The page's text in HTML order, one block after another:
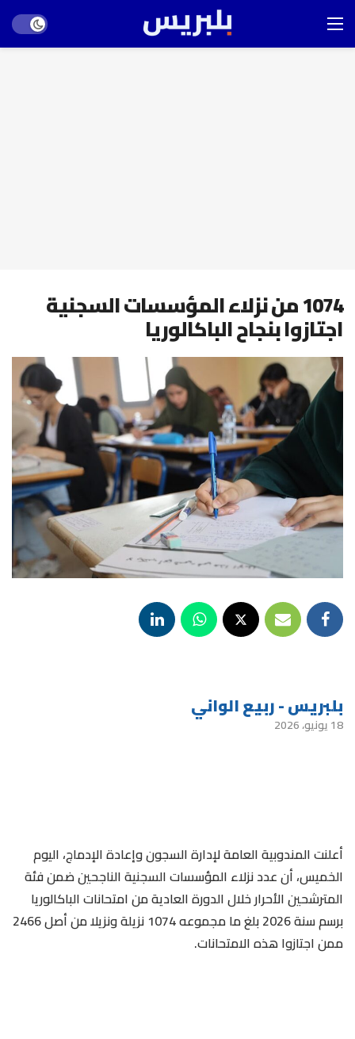
mode
1074 من نزلاء المؤسسات السجنية
اجتازوا بنجاح الباكالوريا
بلبريس - ربيع الواني
18 يونيو، 2026
أعلنت المندوبية العامة لإدارة السجون وإعادة الإدماج، اليوم
الخميس، أن عدد نزلاء المؤسسات السجنية الناجحين ضمن فئة
المترشحين الأحرار خلال الدورة العادية من امتحانات الباكالوريا
برسم سنة 2026 بلغ ما مجموعه 1074 نزيلة ونزيلا من أصل 2466
ممن اجتازوا هذه الامتحانات.